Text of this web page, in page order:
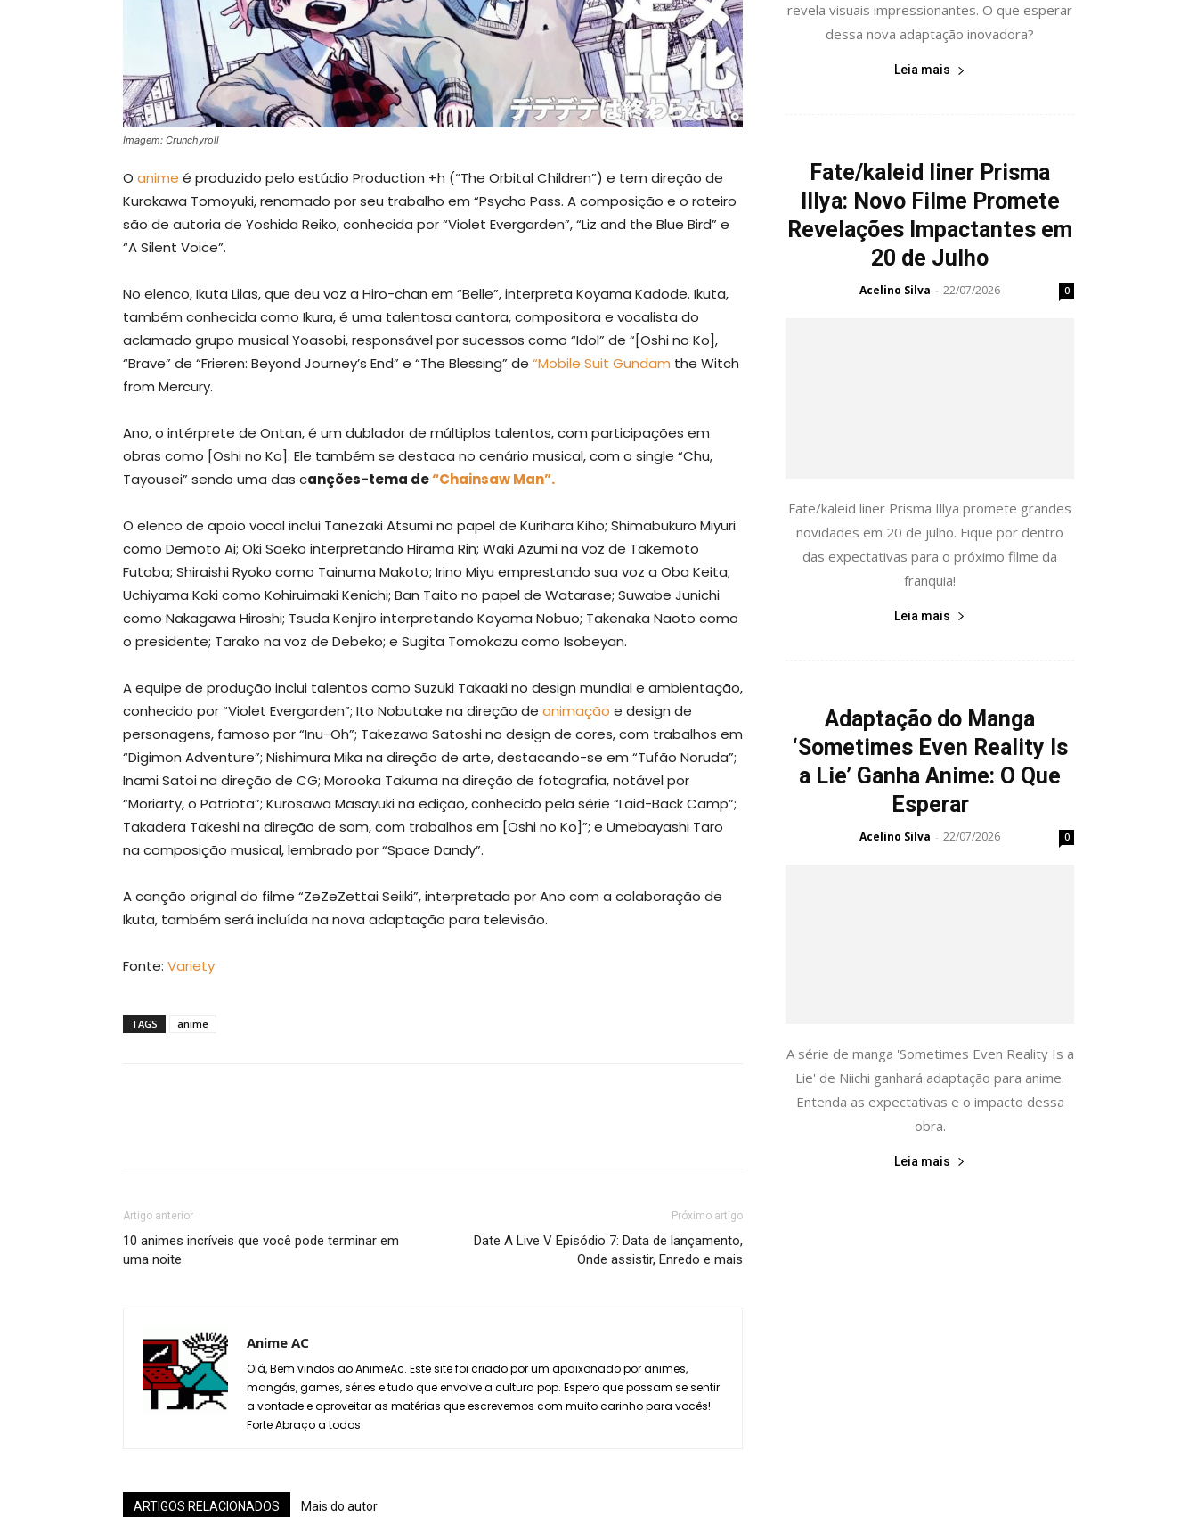
Imagem: Crunchyroll
O anime é produzido pelo estúdio Production +h (“The Orbital Children”) e tem direção de
Kurokawa Tomoyuki, renomado por seu trabalho em “Psycho Pass. A composição e o roteiro
são de autoria de Yoshida Reiko, conhecida por “Violet Evergarden”, “Liz and the Blue Bird” e
“A Silent Voice”.
No elenco, Ikuta Lilas, que deu voz a Hiro-chan em “Belle”, interpreta Koyama Kadode. Ikuta,
também conhecida como Ikura, é uma talentosa cantora, compositora e vocalista do
aclamado grupo musical Yoasobi, responsável por sucessos como “Idol” de “[Oshi no Ko],
“Brave” de “Frieren: Beyond Journey’s End” e “The Blessing” de “Mobile Suit Gundam the Witch
from Mercury.
Ano, o intérprete de Ontan, é um dublador de múltiplos talentos, com participações em
obras como [Oshi no Ko]. Ele também se destaca no cenário musical, com o single “Chu,
Tayousei” sendo uma das canções-tema de“Chainsaw Man”.
O elenco de apoio vocal inclui Tanezaki Atsumi no papel de Kurihara Kiho; Shimabukuro Miyuri
como Demoto Ai; Oki Saeko interpretando Hirama Rin; Waki Azumi na voz de Takemoto
Futaba; Shiraishi Ryoko como Tainuma Makoto; Irino Miyu emprestando sua voz a Oba Keita;
Uchiyama Koki como Kohiruimaki Kenichi; Ban Taito no papel de Watarase; Suwabe Junichi
como Nakagawa Hiroshi; Tsuda Kenjiro interpretando Koyama Nobuo; Takenaka Naoto como
o presidente; Tarako na voz de Debeko; e Sugita Tomokazu como Isobeyan.
A equipe de produção inclui talentos como Suzuki Takaaki no design mundial e ambientação,
conhecido por “Violet Evergarden”; Ito Nobutake na direção de animação e design de
personagens, famoso por “Inu-Oh”; Takezawa Satoshi no design de cores, com trabalhos em
“Digimon Adventure”; Nishimura Mika na direção de arte, destacando-se em “Tufão Noruda”;
Inami Satoi na direção de CG; Morooka Takuma na direção de fotografia, notável por
“Moriarty, o Patriota”; Kurosawa Masayuki na edição, conhecido pela série “Laid-Back Camp”;
Takadera Takeshi na direção de som, com trabalhos em [Oshi no Ko]”; e Umebayashi Taro
na composição musical, lembrado por “Space Dandy”.
A canção original do filme “ZeZeZettai Seiiki”, interpretada por Ano com a colaboração de
Ikuta, também será incluída na nova adaptação para televisão.
Fonte: Variety
TAGS anime
Artigo anterior
10 animes incríveis que você pode terminar em
uma noite
Próximo artigo
Date A Live V Episódio 7: Data de lançamento,
Onde assistir, Enredo e mais
Anime AC
Olá, Bem vindos ao AnimeAc. Este site foi criado por um apaixonado por animes,
mangás, games, séries e tudo que envolve a cultura pop. Espero que possam se sentir
a vontade e aproveitar as matérias que escrevemos com muito carinho para vocês!
Forte Abraço a todos.
ARTIGOS RELACIONADOS Mais do autor
revela visuais impressionantes. O que esperar
dessa nova adaptação inovadora?
Leia mais
Fate/kaleid liner Prisma
Illya: Novo Filme Promete
Revelações Impactantes em
20 de Julho
Acelino Silva - 22/07/2026 0
Fate/kaleid liner Prisma Illya promete grandes
novidades em 20 de julho. Fique por dentro
das expectativas para o próximo filme da
franquia!
Leia mais
Adaptação do Manga
‘Sometimes Even Reality Is
a Lie’ Ganha Anime: O Que
Esperar
Acelino Silva - 22/07/2026 0
A série de manga 'Sometimes Even Reality Is a
Lie' de Niichi ganhará adaptação para anime.
Entenda as expectativas e o impacto dessa
obra.
Leia mais